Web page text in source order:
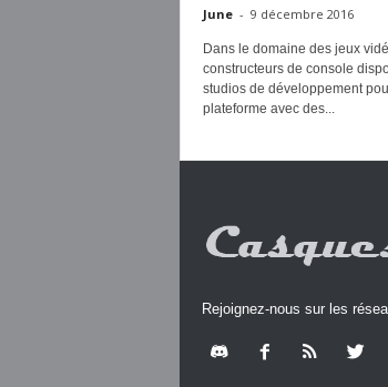
June - 9 décembre 2016
Dans le domaine des jeux
constructeurs de console
studios de développement
plateforme avec des...
Rejoignez-nous sur les